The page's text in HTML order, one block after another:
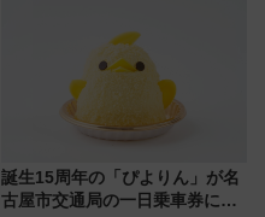
誕生15周年の「ぴよりん」が名
古屋市交通局の一日乗車券に！